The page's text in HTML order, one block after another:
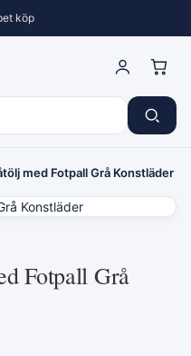
köp
med Fotpall Grå Konstläder
Fotpall Grå